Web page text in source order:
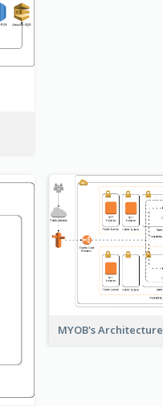
MYOB's Architecture